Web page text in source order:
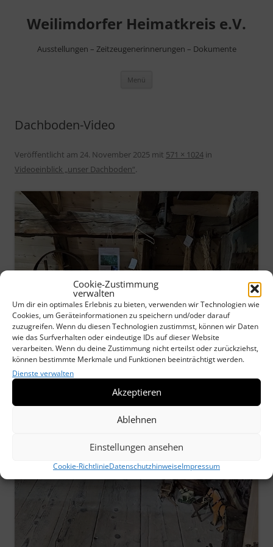
Cookie-Zustimmung
verwalten
Um dir ein optimales Erlebnis zu bieten, verwenden wir Technologien wie
Cookies, um Geräteinformationen zu speichern und/oder darauf
zuzugreifen. Wenn du diesen Technologien zustimmst, können wir Daten
wie das Surfverhalten oder eindeutige IDs auf dieser Website
verarbeiten. Wenn du deine Zustimmung nicht erteilst oder zurückziehst,
können bestimmte Merkmale und Funktionen beeinträchtigt werden.
Dienste verwalten
Akzeptieren
Ablehnen
Einstellungen ansehen
Cookie-RichtlinieDatenschutzhinweiseImpressum
springen
Weilimdorfer Heimatkreis e.V.
Ausstellungen – Zeitzeugenerinnerungen – Dokumente
Menü
Dachboden-Video
Veröffentlicht am 24. November 2025 mit 571 × 1024 in
Videoeinblick „unser Dachboden“.